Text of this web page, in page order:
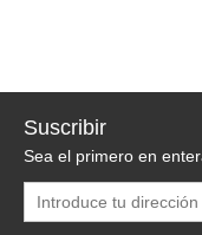
Suscribir
Sea el primero en